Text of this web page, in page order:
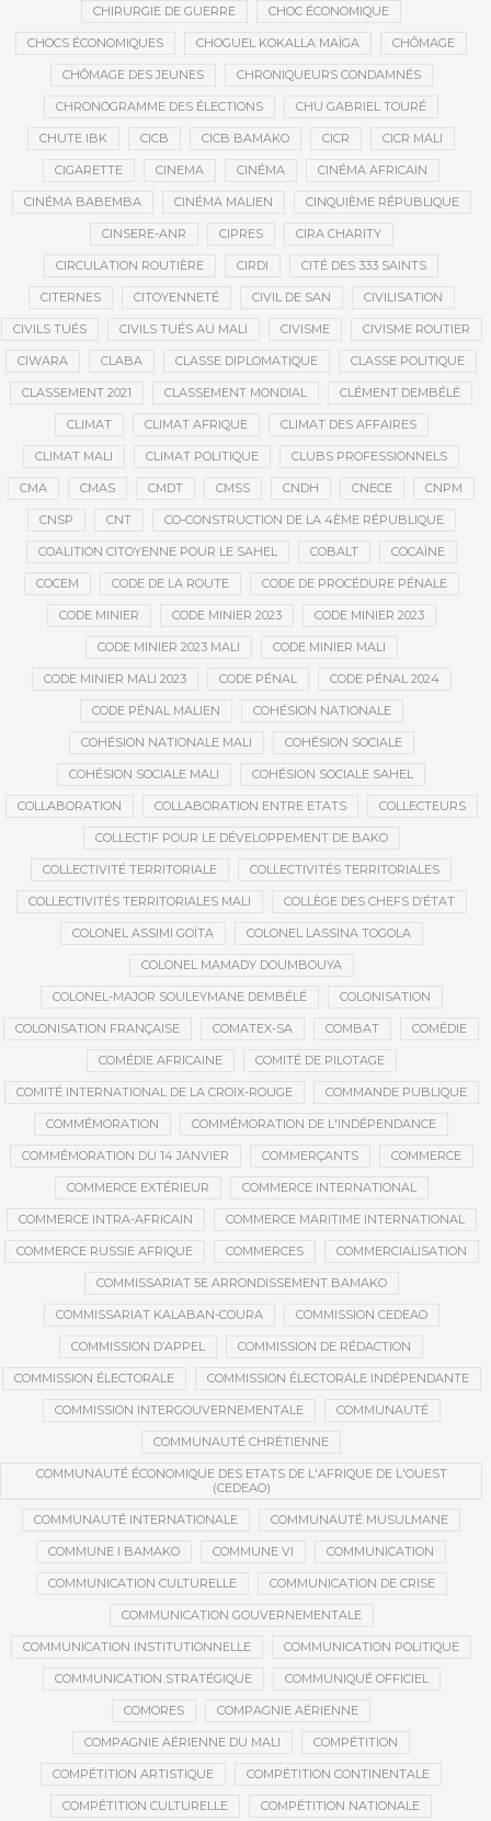
CHIRURGIE DE GUERRE CHOC ÉCONOMIQUE
CHOCS ÉCONOMIQUES CHOGUEL KOKALLA MAÏGA CHÔMAGE
CHÔMAGE DES JEUNES CHRONIQUEURS CONDAMNÉS
CHRONOGRAMME DES ÉLECTIONS CHU GABRIEL TOURÉ
CHUTE IBK CICB CICB BAMAKO CICR CICR MALI
CIGARETTE CINEMA CINÉMA CINÉMA AFRICAIN
CINÉMA BABEMBA CINÉMA MALIEN CINQUIÈME RÉPUBLIQUE
CINSERE-ANR CIPRES CIRA CHARITY
CIRCULATION ROUTIÈRE CIRDI CITÉ DES 333 SAINTS
CITERNES CITOYENNETÉ CIVIL DE SAN CIVILISATION
CIVILS TUÉS CIVILS TUÉS AU MALI CIVISME CIVISME ROUTIER
CIWARA CLABA CLASSE DIPLOMATIQUE CLASSE POLITIQUE
CLASSEMENT 2021 CLASSEMENT MONDIAL CLÉMENT DEMBÉLÉ
CLIMAT CLIMAT AFRIQUE CLIMAT DES AFFAIRES
CLIMAT MALI CLIMAT POLITIQUE CLUBS PROFESSIONNELS
CMA CMAS CMDT CMSS CNDH CNECE CNPM
CNSP CNT CO-CONSTRUCTION DE LA 4ÈME RÉPUBLIQUE
COALITION CITOYENNE POUR LE SAHEL COBALT COCAÏNE
COCEM CODE DE LA ROUTE CODE DE PROCÉDURE PÉNALE
CODE MINIER CODE MINIER 2023 CODE MINIER 2023
CODE MINIER 2023 MALI CODE MINIER MALI
CODE MINIER MALI 2023 CODE PÉNAL CODE PÉNAL 2024
CODE PÉNAL MALIEN COHÉSION NATIONALE
COHÉSION NATIONALE MALI COHÉSION SOCIALE
COHÉSION SOCIALE MALI COHÉSION SOCIALE SAHEL
COLLABORATION COLLABORATION ENTRE ETATS COLLECTEURS
COLLECTIF POUR LE DÉVELOPPEMENT DE BAKO
COLLECTIVITÉ TERRITORIALE COLLECTIVITÉS TERRITORIALES
COLLECTIVITÉS TERRITORIALES MALI COLLÈGE DES CHEFS D’ÉTAT
COLONEL ASSIMI GOÏTA COLONEL LASSINA TOGOLA
COLONEL MAMADY DOUMBOUYA
COLONEL-MAJOR SOULEYMANE DEMBÉLÉ COLONISATION
COLONISATION FRANÇAISE COMATEX-SA COMBAT COMÉDIE
COMÉDIE AFRICAINE COMITÉ DE PILOTAGE
COMITÉ INTERNATIONAL DE LA CROIX-ROUGE COMMANDE PUBLIQUE
COMMÉMORATION COMMÉMORATION DE L'INDÉPENDANCE
COMMÉMORATION DU 14 JANVIER COMMERÇANTS COMMERCE
COMMERCE EXTÉRIEUR COMMERCE INTERNATIONAL
COMMERCE INTRA-AFRICAIN COMMERCE MARITIME INTERNATIONAL
COMMERCE RUSSIE AFRIQUE COMMERCES COMMERCIALISATION
COMMISSARIAT 5E ARRONDISSEMENT BAMAKO
COMMISSARIAT KALABAN-COURA COMMISSION CEDEAO
COMMISSION D’APPEL COMMISSION DE RÉDACTION
COMMISSION ÉLECTORALE COMMISSION ÉLECTORALE INDÉPENDANTE
COMMISSION INTERGOUVERNEMENTALE COMMUNAUTÉ
COMMUNAUTÉ CHRÉTIENNE
COMMUNAUTÉ ÉCONOMIQUE DES ETATS DE L'AFRIQUE DE L'OUEST
(CEDEAO)
COMMUNAUTÉ INTERNATIONALE COMMUNAUTÉ MUSULMANE
COMMUNE I BAMAKO COMMUNE VI COMMUNICATION
COMMUNICATION CULTURELLE COMMUNICATION DE CRISE
COMMUNICATION GOUVERNEMENTALE
COMMUNICATION INSTITUTIONNELLE COMMUNICATION POLITIQUE
COMMUNICATION STRATÉGIQUE COMMUNIQUÉ OFFICIEL
COMORES COMPAGNIE AÉRIENNE
COMPAGNIE AÉRIENNE DU MALI COMPÉTITION
COMPÉTITION ARTISTIQUE COMPÉTITION CONTINENTALE
COMPÉTITION CULTURELLE COMPÉTITION NATIONALE